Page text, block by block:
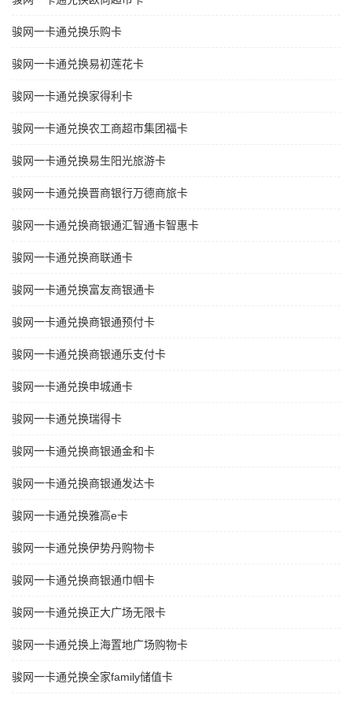
骏网一卡通兑换乐购卡
骏网一卡通兑换易初莲花卡
骏网一卡通兑换家得利卡
骏网一卡通兑换农工商超市集团福卡
骏网一卡通兑换易生阳光旅游卡
骏网一卡通兑换晋商银行万德商旅卡
骏网一卡通兑换商银通汇智通卡智惠卡
骏网一卡通兑换商联通卡
骏网一卡通兑换富友商银通卡
骏网一卡通兑换商银通预付卡
骏网一卡通兑换商银通乐支付卡
骏网一卡通兑换申城通卡
骏网一卡通兑换瑞得卡
骏网一卡通兑换商银通金和卡
骏网一卡通兑换商银通发达卡
骏网一卡通兑换雅高e卡
骏网一卡通兑换伊势丹购物卡
骏网一卡通兑换商银通巾帼卡
骏网一卡通兑换正大广场无限卡
骏网一卡通兑换上海置地广场购物卡
骏网一卡通兑换全家family储值卡